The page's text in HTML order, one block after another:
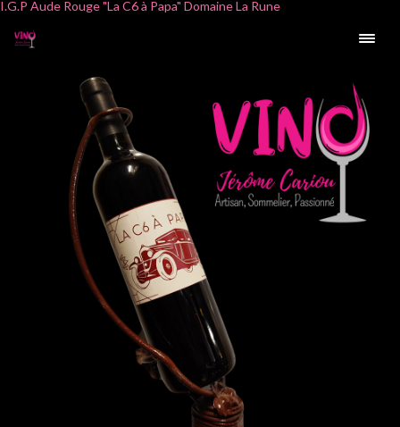
I.G.P Aude Rouge "La C6 à Papa" Domaine La Rune